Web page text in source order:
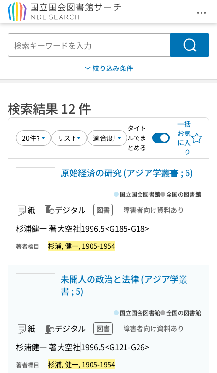
メ
検索
絞り込み条件
検索結果 12 件
タイト
ルでま
とめる
一括
お気
に入
り
原始経済の研究 (アジア学叢書 ; 6)
紙 デジタル 図書 障害者向け資料あり
杉浦健一 著大空社1996.5<G185-G18>
国立国会図書館 全国の図書館
著者標目 杉浦, 健一, 1905-1954
未開人の政治と法律 (アジア学叢
書 ; 5)
紙 デジタル 図書 障害者向け資料あり
杉浦健一 著大空社1996.5<G121-G26>
国立国会図書館 全国の図書館
著者標目 杉浦, 健一, 1905-1954